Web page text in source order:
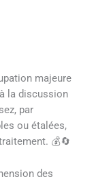
majeure
la discussion
par
ou étalées,
💰🔄
des